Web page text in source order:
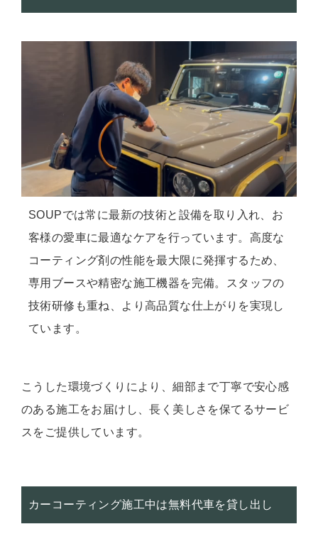
SOUPでは常に最新の技術と設備を取り入れ、お
客様の愛車に最適なケアを行っています。高度な
コーティング剤の性能を最大限に発揮するため、
専用ブースや精密な施工機器を完備。スタッフの
技術研修も重ね、より高品質な仕上がりを実現し
ています。
こうした環境づくりにより、細部まで丁寧で安心感
のある施工をお届けし、長く美しさを保てるサービ
スをご提供しています。
カーコーティング施工中は無料代車を貸し出し